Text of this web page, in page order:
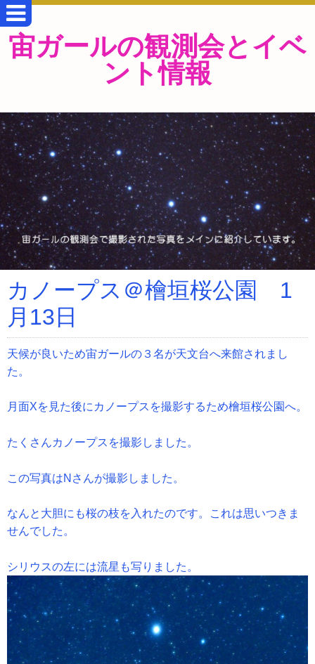
宙ガールの観測会とイベ
ント情報
カノープス＠檜垣桜公園 1
月13日
天候が良いため宙ガールの３名が天文台へ来館されまし
た。
月面Xを見た後にカノープスを撮影するため檜垣桜公園へ。
たくさんカノープスを撮影しました。
この写真はNさんが撮影しました。
なんと大胆にも桜の枝を入れたのです。これは思いつきま
せんでした。
シリウスの左には流星も写りました。